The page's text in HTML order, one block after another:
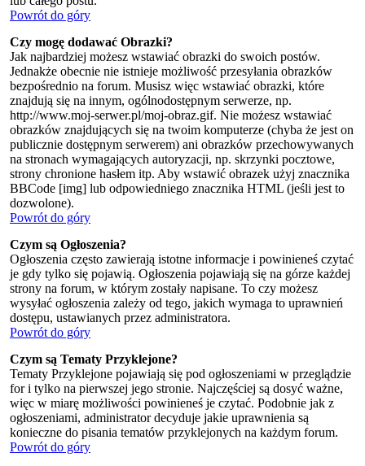
Powrót do góry
Czy mogę dodawać Obrazki?
Jak najbardziej możesz wstawiać obrazki do swoich postów.
Jednakże obecnie nie istnieje możliwość przesyłania obrazków
bezpośrednio na forum. Musisz więc wstawiać obrazki, które
znajdują się na innym, ogólnodostępnym serwerze, np.
http://www.moj-serwer.pl/moj-obraz.gif. Nie możesz wstawiać
obrazków znajdujących się na twoim komputerze (chyba że jest on
publicznie dostępnym serwerem) ani obrazków przechowywanych
na stronach wymagających autoryzacji, np. skrzynki pocztowe,
strony chronione hasłem itp. Aby wstawić obrazek użyj znacznika
BBCode [img] lub odpowiedniego znacznika HTML (jeśli jest to
dozwolone).
Powrót do góry
Czym są Ogłoszenia?
Ogłoszenia często zawierają istotne informacje i powinieneś czytać
je gdy tylko się pojawią. Ogłoszenia pojawiają się na górze każdej
strony na forum, w którym zostały napisane. To czy możesz
wysyłać ogłoszenia zależy od tego, jakich wymaga to uprawnień
dostępu, ustawianych przez administratora.
Powrót do góry
Czym są Tematy Przyklejone?
Tematy Przyklejone pojawiają się pod ogłoszeniami w przeglądzie
for i tylko na pierwszej jego stronie. Najczęściej są dosyć ważne,
więc w miarę możliwości powinieneś je czytać. Podobnie jak z
ogłoszeniami, administrator decyduje jakie uprawnienia są
konieczne do pisania tematów przyklejonych na każdym forum.
Powrót do góry